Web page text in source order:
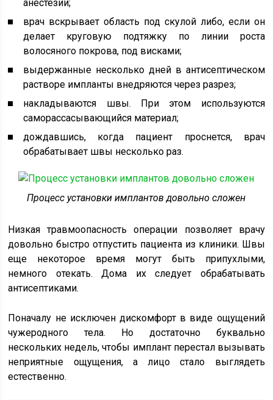
анестезии;
врач вскрывает область под скулой либо, если он
делает круговую подтяжку по линии роста
волосяного покрова, под висками;
выдержанные несколько дней в антисептическом
растворе импланты внедряются через разрез;
накладываются швы. При этом используются
саморассасывающийся материал;
дождавшись, когда пациент проснется, врач
обрабатывает швы несколько раз.
Процесс установки имплантов довольно сложен
Низкая травмоопасность операции позволяет врачу
довольно быстро отпустить пациента из клиники. Швы
еще некоторое время могут быть припухлыми,
немного отекать. Дома их следует обрабатывать
антисептиками.
Поначалу не исключен дискомфорт в виде ощущений
чужеродного тела. Но достаточно буквально
нескольких недель, чтобы имплант перестал вызывать
неприятные ощущения, а лицо стало выглядеть
естественно.